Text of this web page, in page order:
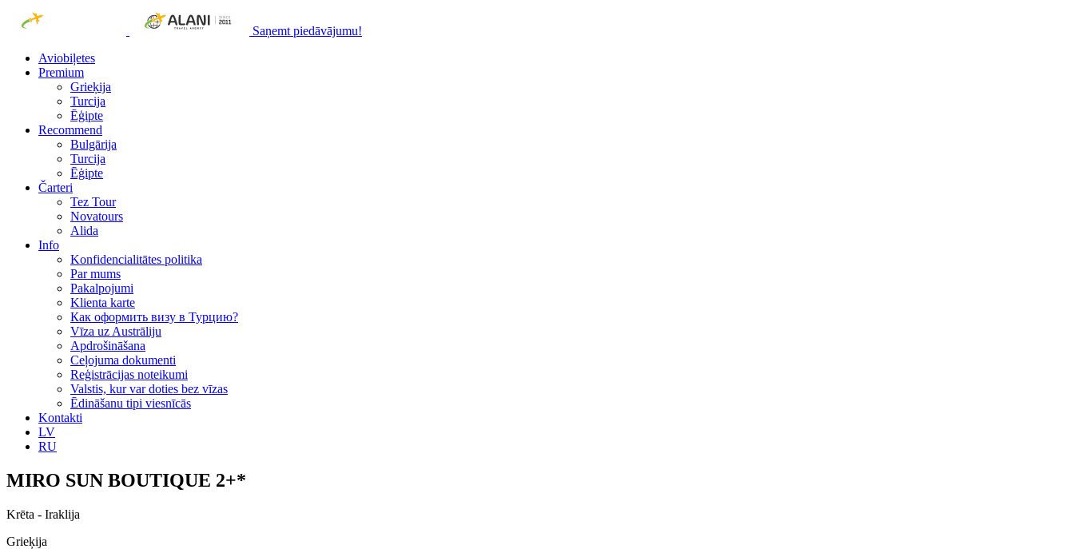
Saņemt piedāvājumu!
Aviobiļetes
Premium
Grieķija
Turcija
Ēģipte
Recommend
Bulgārija
Turcija
Ēģipte
Čarteri
Tez Tour
Novatours
Alida
Info
Konfidencialitātes politika
Par mums
Рakalpojumi
Klienta karte
Как оформить визу в Турцию?
Vīza uz Austrāliju
Apdrošināšana
Ceļojuma dokumenti
Reģistrācijas noteikumi
Valstis, kur var doties bez vīzas
Ēdināšanu tipi viesnīcās
Kontakti
LV
RU
MIRO SUN BOUTIQUE 2+*
Krēta - Iraklija
Grieķija